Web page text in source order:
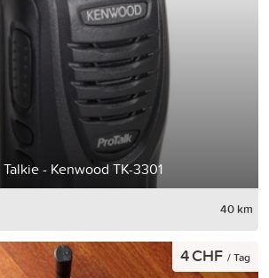
- Kenwood TK-3301
40 km
4 CHF / Tag